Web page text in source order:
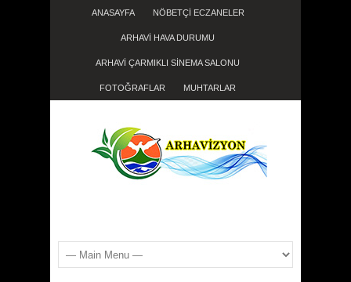
ANASAYFA NÖBETÇİ ECZANELER
ARHAVİ HAVA DURUMU
ARHAVİ ÇARMIKLI SİNEMA SALONU
FOTOĞRAFLAR MUHTARLAR